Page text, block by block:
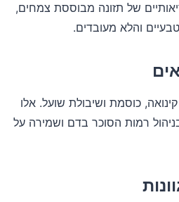
של תזונה מבוססת צמחים,
והלא מעובדים.
כוסמת ושיבולת שועל. אלו
רמות הסוכר בדם ושמירה על